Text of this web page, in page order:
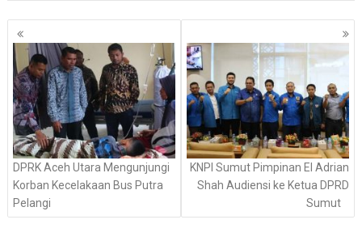
Navigasi
pos
DPRK Aceh Utara Mengunjungi
Korban Kecelakaan Bus Putra
Pelangi
KNPI Sumut Pimpinan El Adrian
Shah Audiensi ke Ketua DPRD
Sumut